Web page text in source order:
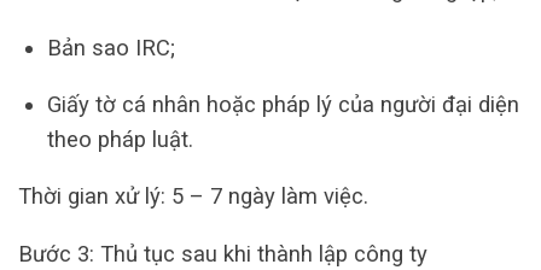
Bản sao IRC;
Giấy tờ cá nhân hoặc pháp lý của người đại diện
theo pháp luật.
Thời gian xử lý: 5 – 7 ngày làm việc.
Bước 3: Thủ tục sau khi thành lập công ty